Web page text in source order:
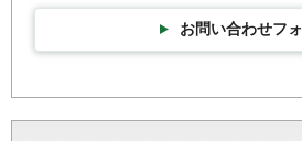
お問い合わせフ